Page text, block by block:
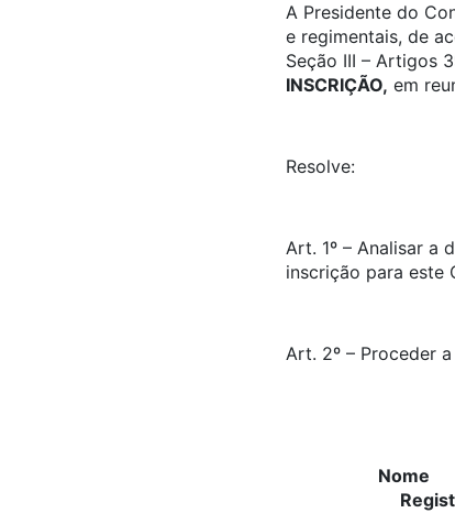
A Presidente do
e regimentais, de
Seção III – Artigos
INSCRIÇÃO, em
Resolve:
Art. 1º – Analisar a
inscrição para este
Art. 2º – Proceder